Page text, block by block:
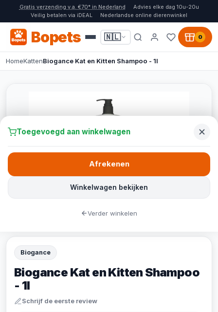
Gratis verzending v.a. €70* in Nederland
Advies elke dag 10u-20u
Veilig betalen via iDEAL
Nederlandse online dierenwinkel
Bopets 🇳🇱 0
HomeKattenBiogance Kat en Kitten Shampoo - 1l
Biogance
Biogance Kat en Kitten Shampoo
- 1l
Schrijf de eerste review
Toegevoegd aan winkelwagen
Winkelwagen bekijken
Afrekenen
Verder winkelen